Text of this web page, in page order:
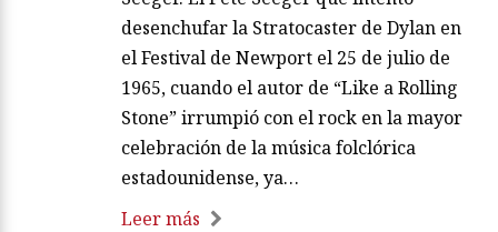
desenchufar la Stratocaster de Dylan en
el Festival de Newport el 25 de julio de
1965, cuando el autor de “Like a Rolling
Stone” irrumpió con el rock en la mayor
celebración de la música folclórica
estadounidense, ya…
Leer más